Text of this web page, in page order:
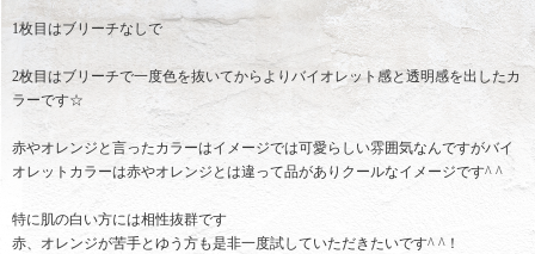
1枚目はブリーチなしで
2枚目はブリーチで一度色を抜いてからよりバイオレット感と透明感を出したカ
ラーです☆
赤やオレンジと言ったカラーはイメージでは可愛らしい雰囲気なんですがバイ
オレットカラーは赤やオレンジとは違って品がありクールなイメージです^ ^
特に肌の白い方には相性抜群です
赤、オレンジが苦手とゆう方も是非一度試していただきたいです^ ^！